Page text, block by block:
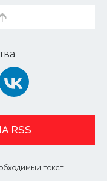
RSS
текст